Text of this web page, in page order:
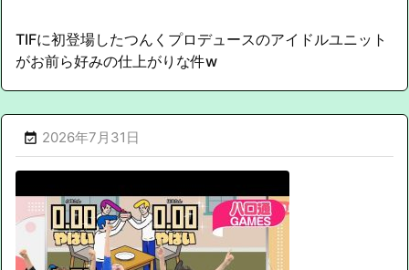
TIFに初登場したつんくプロデュースのアイドルユニット
がお前ら好みの仕上がりな件w
 2026年7月31日